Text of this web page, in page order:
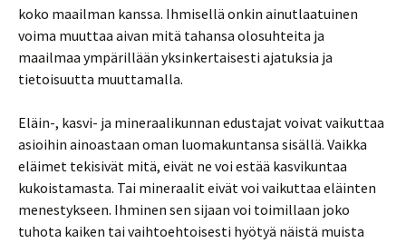
koko maailman kanssa. Ihmisellä onkin ainutlaatuinen
voima muuttaa aivan mitä tahansa olosuhteita ja
maailmaa ympärillään yksinkertaisesti ajatuksia ja
tietoisuutta muuttamalla.
Eläin-, kasvi- ja mineraalikunnan edustajat voivat vaikuttaa
asioihin ainoastaan oman luomakuntansa sisällä. Vaikka
eläimet tekisivät mitä, eivät ne voi estää kasvikuntaa
kukoistamasta. Tai mineraalit eivät voi vaikuttaa eläinten
menestykseen. Ihminen sen sijaan voi toimillaan joko
tuhota kaiken tai vaihtoehtoisesti hyötyä näistä muista